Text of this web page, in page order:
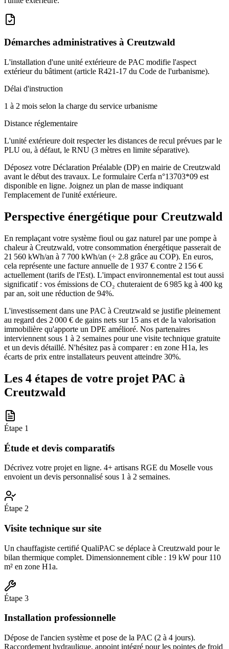
Démarches administratives à Creutzwald
L'installation d'une unité extérieure de PAC modifie l'aspect
extérieur du bâtiment (article R421-17 du Code de l'urbanisme).
Délai d'instruction
1 à 2 mois selon la charge du service urbanisme
Distance réglementaire
L'unité extérieure doit respecter les distances de recul prévues par le
PLU ou, à défaut, le RNU (3 mètres en limite séparative).
Déposez votre Déclaration Préalable (DP) en mairie de Creutzwald
avant le début des travaux. Le formulaire Cerfa n°13703*09 est
disponible en ligne. Joignez un plan de masse indiquant
l'emplacement de l'unité extérieure.
Perspective énergétique pour Creutzwald
En remplaçant votre système fioul ou gaz naturel par une pompe à
chaleur à Creutzwald, votre consommation énergétique passerait de
21 560 kWh/an à 7 700 kWh/an (÷ 2.8 grâce au COP). En euros,
cela représente une facture annuelle de 1 937 € contre 2 156 €
actuellement (tarifs de l'Est). L'impact environnemental est tout aussi
significatif : vos émissions de CO₂ chuteraient de 6 985 kg à 400 kg
par an, soit une réduction de 94%.
L'investissement dans une PAC à Creutzwald se justifie pleinement
au regard des 2 000 € de gains nets sur 15 ans et de la valorisation
immobilière qu'apporte un DPE amélioré. Nos partenaires
interviennent sous 1 à 2 semaines pour une visite technique gratuite
et un devis détaillé. N'hésitez pas à comparer : en zone H1a, les
écarts de prix entre installateurs peuvent atteindre 30%.
Les 4 étapes de votre projet PAC à
Creutzwald
Étape 1
Étude et devis comparatifs
Décrivez votre projet en ligne. 4+ artisans RGE du Moselle vous
envoient un devis personnalisé sous 1 à 2 semaines.
Étape 2
Visite technique sur site
Un chauffagiste certifié QualiPAC se déplace à Creutzwald pour le
bilan thermique complet. Dimensionnement cible : 19 kW pour 110
m² en zone H1a.
Étape 3
Installation professionnelle
Dépose de l'ancien système et pose de la PAC (2 à 4 jours).
Raccordement hydraulique, appoint intégré pour les pointes de froid